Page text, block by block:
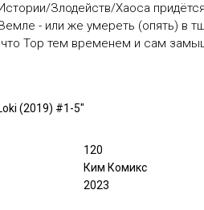
Злодейств/Хаоса
- или же умереть (опять) в
Тор тем временем и сам
(2019) #1-5"
120
Ким Комикс
2023